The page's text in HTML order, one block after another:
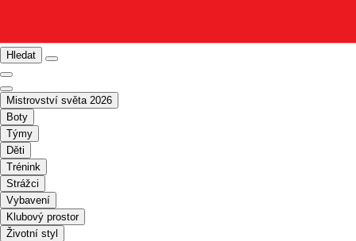
Hledat
Mistrovství světa 2026
Boty
Týmy
Děti
Trénink
Strážci
Vybavení
Klubový prostor
Životní styl